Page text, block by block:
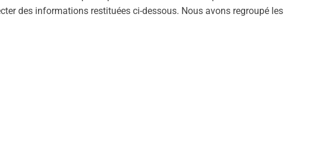
des informations restituées ci-dessous. Nous avons regroupé les